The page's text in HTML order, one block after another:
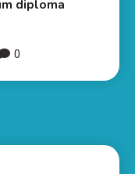
diploma
0